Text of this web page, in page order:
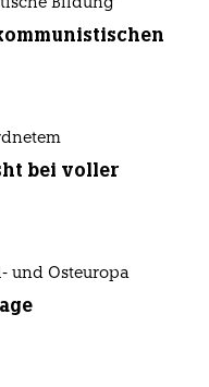
Bildung
bei voller
und Osteuropa